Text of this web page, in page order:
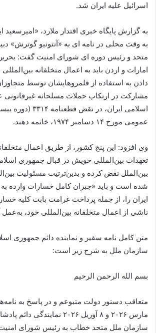
اسرائیل علیه ایران شد.
به گزارش پایگاه خبری اقتدار ملارد، «امیرسعید
به وقت محلی در نامه ای به «آنتونیو گوترش»
متحد و رئیس دوره ای شورای امنیت گفت:
امارات و اردن باید به اعمال متخلفانه
دادن به استفاده از قلمروهایشان توسط
مشارکت در ارتکاب حملات مسلحانه غیرقانونی
اسلامی ایران، در نقض
عمومی مورخ ۱۴ دسامبر ۱۹۷۴، خاتمه دهند.
وی افزود: این پنج کشور، از طریق اعمال
تعهدات بین‌المللی خویش در قبال جمهوری
بین‌الملل نقض کرده و بدین‌ترتیب مسئولیت
شده است و باید «جبران کامل خسارات وارده
ایران را، از جمله پرداخت غرامت بابت کلیه
ناشی از اعمال متخلفانه بین‌المللی خود، به‌عمل
متن کامل نامه سفیر و نماینده دائم جمهوری
سازمان ملل به شرح زیر است:
بسم الله الرحمن الرحیم
مارس ۲۰۲۶ و ۸ آوریل ۲۰۲۶